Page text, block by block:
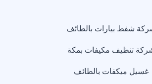
شفط بيارات بالطائف
تنظيف مكيفات بمكة
غسيل ميكفات بالطائف